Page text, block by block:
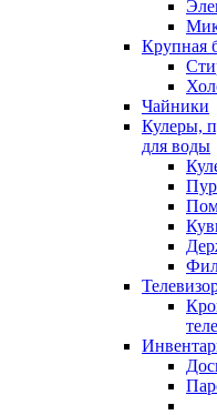
Крупная
Чайники
Кулеры,
для воды